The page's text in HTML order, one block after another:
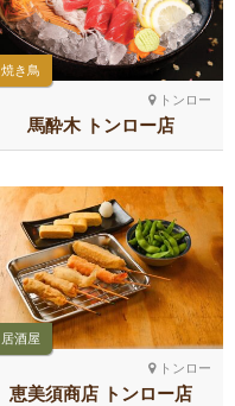
トンロー
焼き鳥
馬酔木 トンロー店
トンロー
居酒屋
恵美須商店 トンロー店